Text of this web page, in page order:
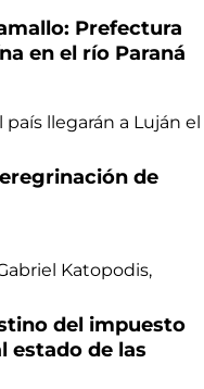
Prefectura
en el río Paraná
de
del impuesto
estado de las